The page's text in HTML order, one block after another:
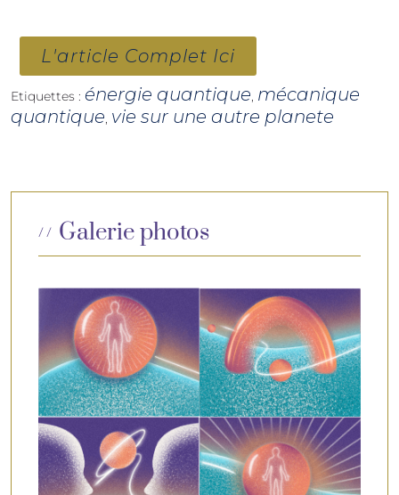
L'article Complet Ici
Etiquettes : énergie quantique mécanique
quantique vie sur une autre planete
Galerie photos